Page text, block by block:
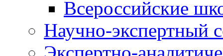
Всероссийские
Научно-экспертный